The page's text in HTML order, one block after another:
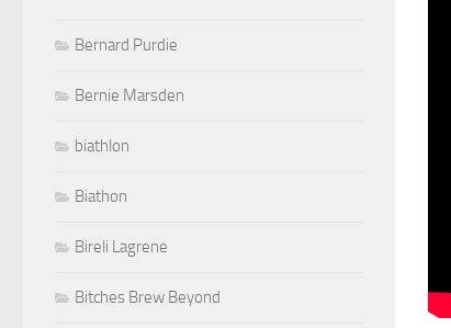
Bernard Purdie
Bernie Marsden
biathlon
Biathon
Bireli Lagrene
Bitches Brew Beyond